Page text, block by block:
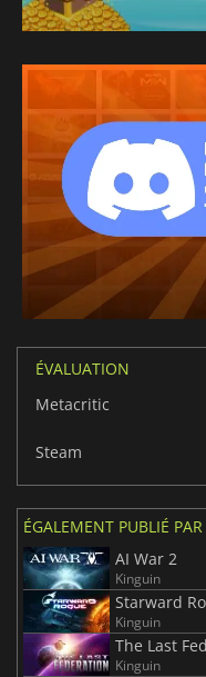
ÉVALUATION
Metacritic
Steam
ÉGALEMENT PUBLIÉ
AI War 2
Kinguin
Starward
Kinguin
The Last
Kinguin